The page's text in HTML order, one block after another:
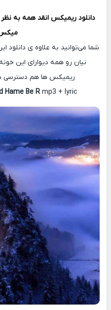
دانلود ریمیکس انقد همه به
شما می‌توانید به علاوه ی
نیان رو همه دیوارای این
ریمیکس ها هم دسترسی
Hame Be R mp3 + lyric